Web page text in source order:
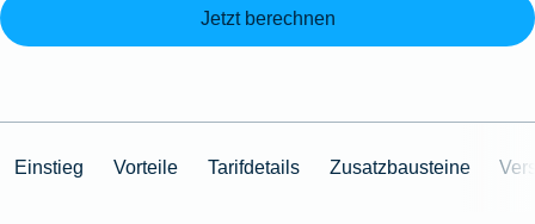
Jetzt berechnen
Einstieg Vorteile Tarifdetails Zusatzbausteine